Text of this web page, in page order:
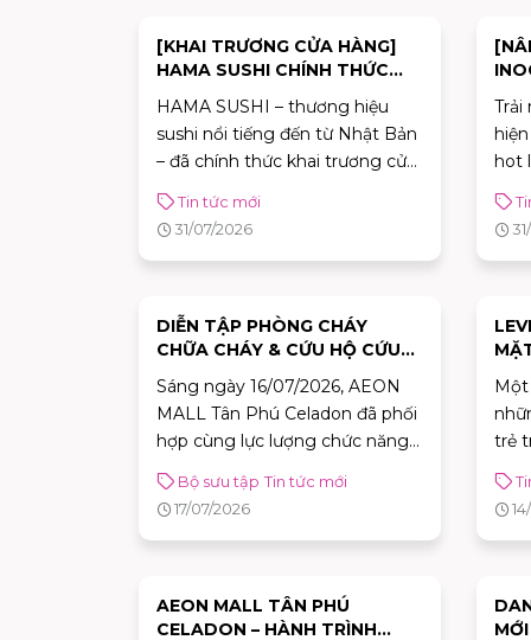
[KHAI TRƯƠNG CỬA HÀNG]
HAMA SUSHI CHÍNH THỨC
ĐẦU TIÊN TẠI VIỆT NAM
HAMA SUSHI – thương hiệu
sushi nổi tiếng đến từ Nhật Bản
– đã chính thức khai trương cửa
hàng đầu tiên tại Việt Nam tại
AEON MALL Tân Phú Celadon.
Bên cạnh trải nghiệm ẩm thực
động đặc biệt và nhận nhiều
phần quà hấp dẫn đến hết ngày
02/08.
Tin tức mới
31/07/2026
Trải
hot
DIỄN TẬP PHÒNG CHÁY
CHỮA CHÁY & CỨU HỘ CỨU
NẠN TẠI AEON MALL TÂN
PHÚ CELADON
Sáng ngày 16/07/2026, AEON
MALL Tân Phú Celadon đã phối
hợp cùng lực lượng chức năng
tổ chức thành công buổi diễn
tập Phòng cháy, chữa cháy và
Cứu hộ, cứu nạn. Hoạt động
khẩn cấp, khẳng định cam kết
xây dựng môi trường mua sắm,
Bộ sưu tập Tin tức mới
17/07/2026
Một
trẻ
thể
AEON MALL TÂN PHÚ
CELADON – HÀNH TRÌNH